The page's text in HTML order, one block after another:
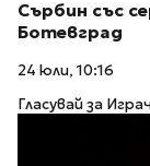
Сърбин със
Ботевград
24 юли, 10:16
Гласувай за